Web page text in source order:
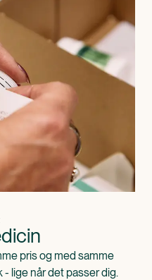
pris og med samme
lige når det passer dig.